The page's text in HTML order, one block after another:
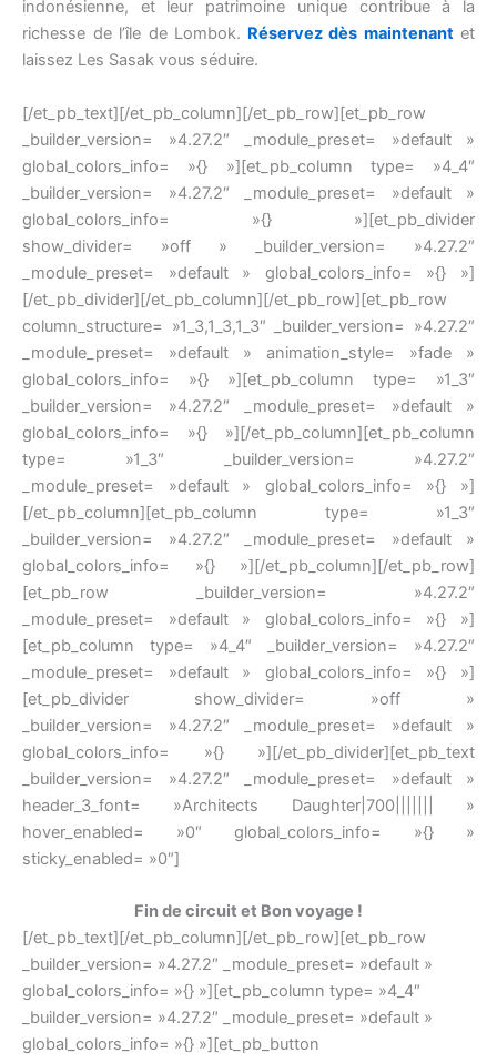
indonésienne, et leur patrimoine unique contribue à la
richesse de l’île de Lombok. Réservez dès maintenantet
laissez Les Sasak vous séduire.
[/et_pb_text][/et_pb_column][/et_pb_row][et_pb_row
_builder_version= »4.27.2″ _module_preset= »default »
global_colors_info= »{} »][et_pb_column type= »4_4″
_builder_version= »4.27.2″ _module_preset= »default »
global_colors_info= »{} »][et_pb_divider
show_divider= »off » _builder_version= »4.27.2″
_module_preset= »default » global_colors_info= »{} »]
[/et_pb_divider][/et_pb_column][/et_pb_row][et_pb_row
column_structure= »1_3,1_3,1_3″ _builder_version= »4.27.2″
_module_preset= »default » animation_style= »fade »
global_colors_info= »{} »][et_pb_column type= »1_3″
_builder_version= »4.27.2″ _module_preset= »default »
global_colors_info= »{} »][/et_pb_column][et_pb_column
type= »1_3″ _builder_version= »4.27.2″
_module_preset= »default » global_colors_info= »{} »]
[/et_pb_column][et_pb_column type= »1_3″
_builder_version= »4.27.2″ _module_preset= »default »
global_colors_info= »{} »][/et_pb_column][/et_pb_row]
[et_pb_row _builder_version= »4.27.2″
_module_preset= »default » global_colors_info= »{} »]
[et_pb_column type= »4_4″ _builder_version= »4.27.2″
_module_preset= »default » global_colors_info= »{} »]
[et_pb_divider show_divider= »off »
_builder_version= »4.27.2″ _module_preset= »default »
global_colors_info= »{} »][/et_pb_divider][et_pb_text
_builder_version= »4.27.2″ _module_preset= »default »
header_3_font= »Architects Daughter|700||||||| »
hover_enabled= »0″ global_colors_info= »{} »
sticky_enabled= »0″]
Fin de circuit et Bon voyage !
[/et_pb_text][/et_pb_column][/et_pb_row][et_pb_row
_builder_version= »4.27.2″ _module_preset= »default »
global_colors_info= »{} »][et_pb_column type= »4_4″
_builder_version= »4.27.2″ _module_preset= »default »
global_colors_info= »{} »][et_pb_button